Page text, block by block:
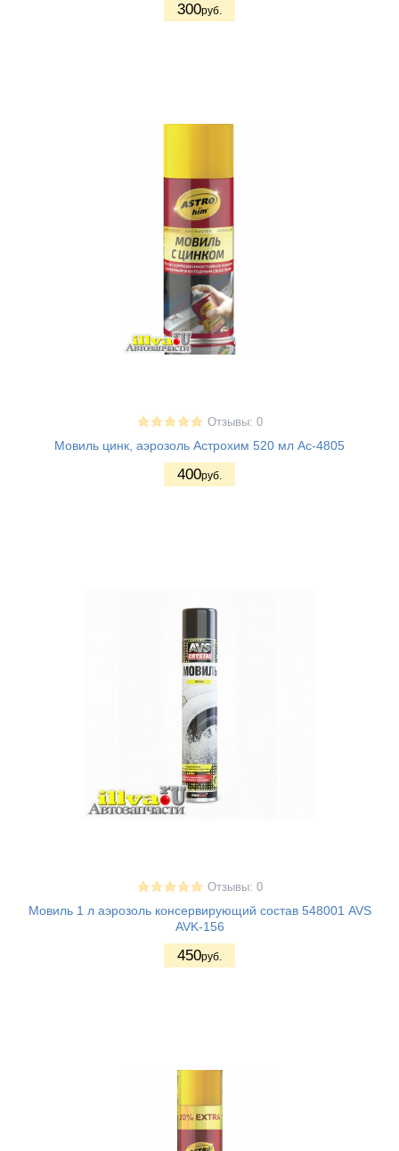
300руб.
Отзывы: 0
Мовиль цинк, аэрозоль Астрохим 520 мл Ас-4805
400руб.
Отзывы: 0
Мовиль 1 л аэрозоль консервирующий состав 548001 AVS
AVK-156
450руб.